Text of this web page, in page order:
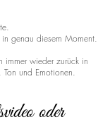
in genau diesem Moment.
immer wieder zurück in
und Emotionen.
oder